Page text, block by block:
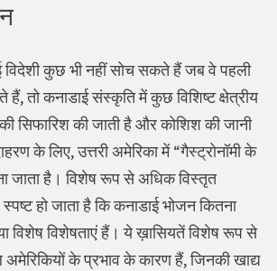
कुछ भी नहीं सोच सकते हैं जब वे पहली
हैं, तो कनाडाई संस्कृति में कुछ विशिष्ट क्षेत्रीय
सिफारिश की जाती है और कोशिश की जानी
के लिए, उत्तरी अमेरिका में “गैस्ट्रोनॉमी के
जाता है। विशेष रूप से अधिक विस्तृत
हो जाता है कि कनाडाई भोजन कितना
विशेष विशेषताएं हैं। ये ख़ासियतें विशेष रूप से
अमेरिकियों के प्रभाव के कारण हैं, जिनकी खाद्य